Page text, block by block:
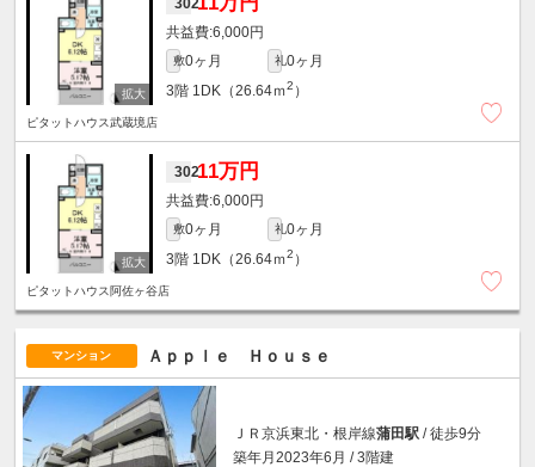
302
6,000円
敷0ヶ月 礼0ヶ月
3階 1DK（26.64ｍ2 ）
ピタットハウス武蔵境店
30211万円
6,000円
敷0ヶ月 礼0ヶ月
3階 1DK（26.64ｍ2 ）
ピタットハウス阿佐ヶ谷店
マンション Ａｐｐｌｅ Ｈｏｕｓｅ
ＪＲ京浜東北・根岸線蒲田駅 / 徒歩9分
築年月2023年6月 / 3階建